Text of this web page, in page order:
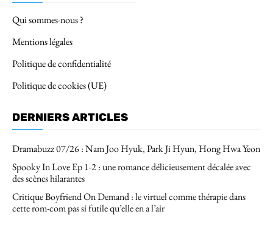
Qui sommes-nous ?
Mentions légales
Politique de confidentialité
Politique de cookies (UE)
DERNIERS ARTICLES
Dramabuzz 07/26 : Nam Joo Hyuk, Park Ji Hyun, Hong Hwa Yeon
Spooky In Love Ep 1-2 : une romance délicieusement décalée avec
des scènes hilarantes
Critique Boyfriend On Demand : le virtuel comme thérapie dans
cette rom-com pas si futile qu’elle en a l’air